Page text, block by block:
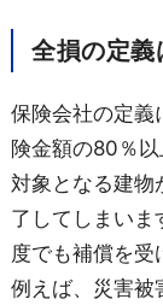
全損の定義
保険会社の定義
険金額の80％
対象となる建物
了してしまい
度でも補償を受
例えば、災害被